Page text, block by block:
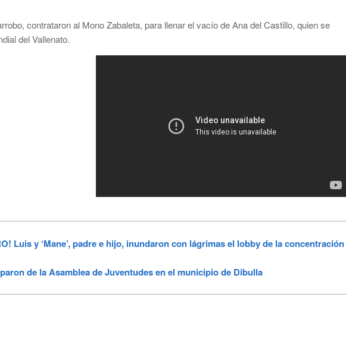
contrataron al Mono Zabaleta, para llenar el vacío de Ana del Castillo, quien se
del Vallenato.
Luis y ‘Mane’, padre e hijo, inundaron con lágrimas el lobby de la concentración
de la Asamblea de Juventudes en el municipio de Dibulla